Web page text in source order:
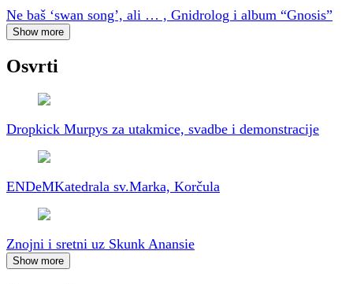
Ne baš ‘swan song’, ali … , Gnidrolog i album “Gnosis”
Show more
Osvrti
Dropkick Murpys za utakmice, svadbe i demonstracije
ENDeMKatedrala sv.Marka, Korčula
Znojni i sretni uz Skunk Anansie
Show more